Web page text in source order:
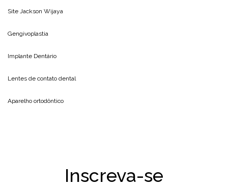
Site Jackson Wijaya
Gengivoplastia
Implante Dentário
Lentes de contato dental
Aparelho ortodôntico
Inscreva-se